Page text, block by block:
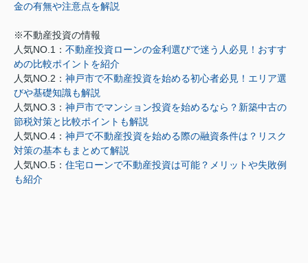
金の有無や注意点を解説
※不動産投資の情報
人気NO.1： 不動産投資ローンの金利選びで迷う人必見！おすす
めの比較ポイントを紹介
人気NO.2： 神戸市で不動産投資を始める初心者必見！エリア選
びや基礎知識も解説
人気NO.3： 神戸市でマンション投資を始めるなら？新築中古の
節税対策と比較ポイントも解説
人気NO.4： 神戸で不動産投資を始める際の融資条件は？リスク
対策の基本もまとめて解説
人気NO.5： 住宅ローンで不動産投資は可能？メリットや失敗例
も紹介